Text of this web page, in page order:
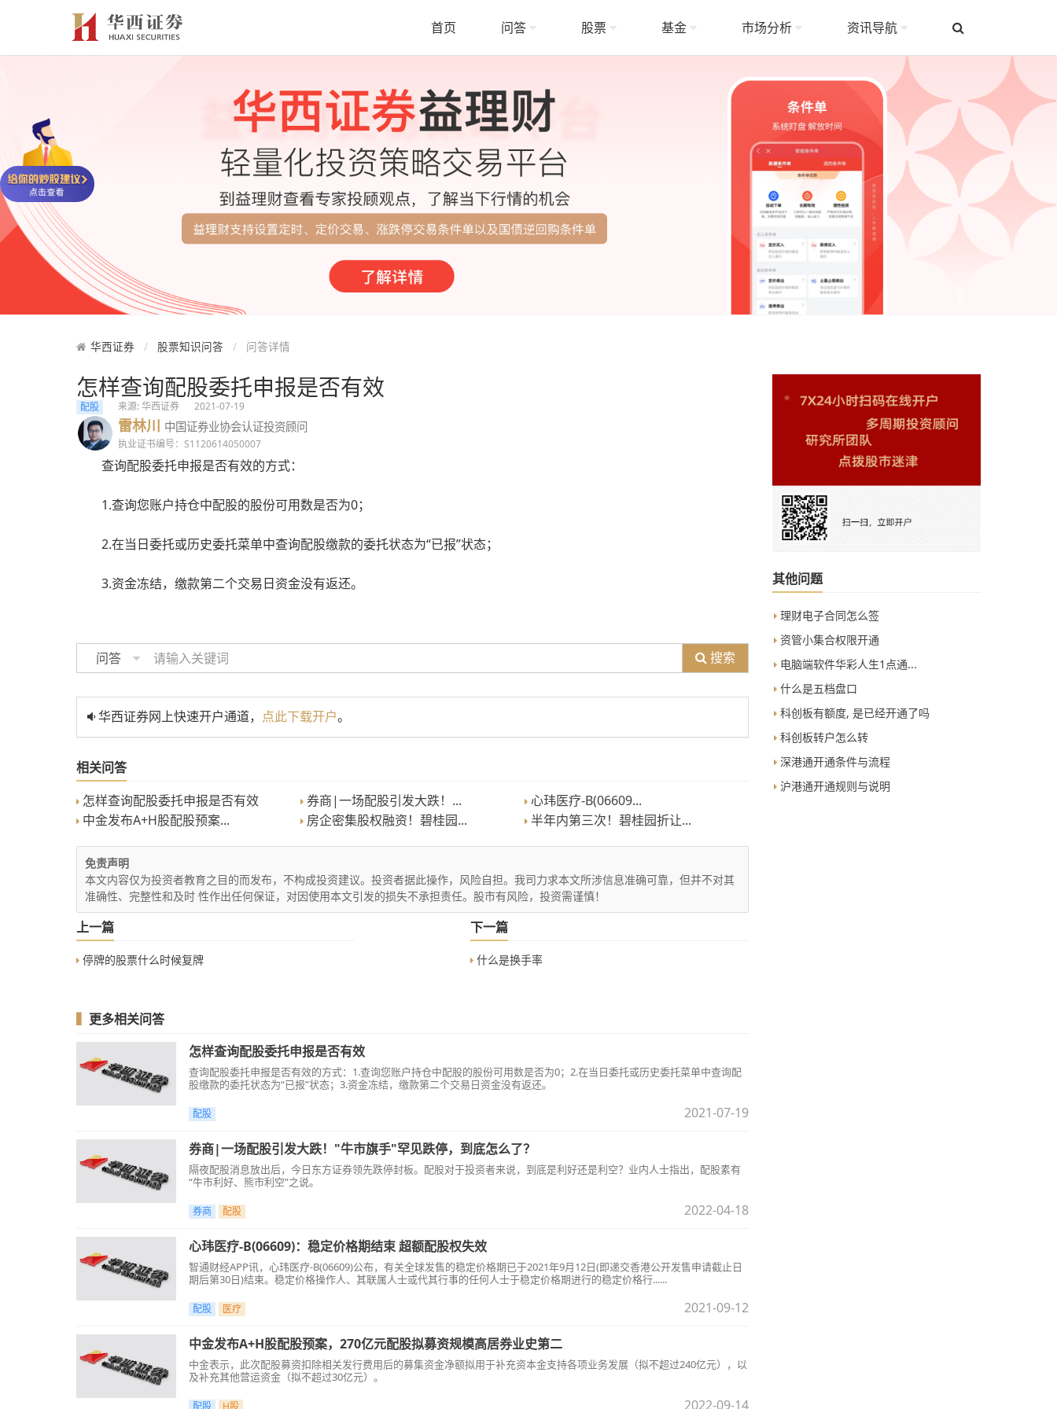
首页 问答 股票 基金 市场分析 资讯导航
华西证券 股票知识问答 问答详情
怎样查询配股委托申报是否有效
配股 来源: 华西证券 2021-07-19
雷林川 中国证券业协会认证投资顾问
执业证书编号：S1120614050007
查询配股委托申报是否有效的方式：
1.查询您账户持仓中配股的股份可用数是否为0；
2.在当日委托或历史委托菜单中查询配股缴款的委托状态为“已报”状态；
3.资金冻结，缴款第二个交易日资金没有返还。
问答 搜索
华西证券网上快速开户通道， 点此下载开户。
相关问答
怎样查询配股委托申报是否有效
券商|一场配股引发大跌！...
心玮医疗-B(06609...
中金发布A+H股配股预案...
房企密集股权融资！碧桂园... 半年内第三次！碧桂园折让...
免责声明
本文内容仅为投资者教育之目的而发布，不构成投资建议。投资者据此操作，风险自担。我司力求本文所涉信息准确可靠，但并不对其
准确性、完整性和及时 性作出任何保证，对因使用本文引发的损失不承担责任。股市有风险，投资需谨慎！
上一篇
停牌的股票什么时候复牌
下一篇
什么是换手率
更多相关问答
怎样查询配股委托申报是否有效
查询配股委托申报是否有效的方式：1.查询您账户持仓中配股的股份可用数是否为0；2.在当日委托或历史委托菜单中查询配
股缴款的委托状态为“已报”状态；3.资金冻结，缴款第二个交易日资金没有返还。
配股 2021-07-19
券商|一场配股引发大跌！"牛市旗手"罕见跌停，到底怎么了？
隔夜配股消息放出后，今日东方证券领先跌停封板。配股对于投资者来说，到底是利好还是利空？业内人士指出，配股素有
“牛市利好、熊市利空”之说。
券商 配股 2022-04-18
心玮医疗-B(06609)：稳定价格期结束 超额配股权失效
智通财经APP讯，心玮医疗-B(06609)公布，有关全球发售的稳定价格期已于2021年9月12日(即递交香港公开发售申请截止日
期后第30日)结束。稳定价格操作人、其联属人士或代其行事的任何人士于稳定价格期进行的稳定价格行......
配股 医疗 2021-09-12
中金发布A+H股配股预案，270亿元配股拟募资规模高居券业史第二
中金表示，此次配股募资扣除相关发行费用后的募集资金净额拟用于补充资本金支持各项业务发展（拟不超过240亿元），以
及补充其他营运资金（拟不超过30亿元）。
配股 H股 2022-09-14
其他问题
理财电子合同怎么签
资管小集合权限开通
电脑端软件华彩人生1点通...
什么是五档盘口
科创板有额度, 是已经开通了吗
科创板转户怎么转
深港通开通条件与流程
沪港通开通规则与说明